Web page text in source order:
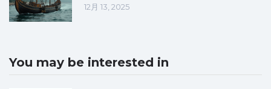
12月 13, 2025
You may be interested in